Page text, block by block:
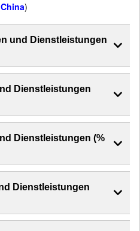
China)
und Dienstleistungen
Dienstleistungen
Dienstleistungen (%
Dienstleistungen